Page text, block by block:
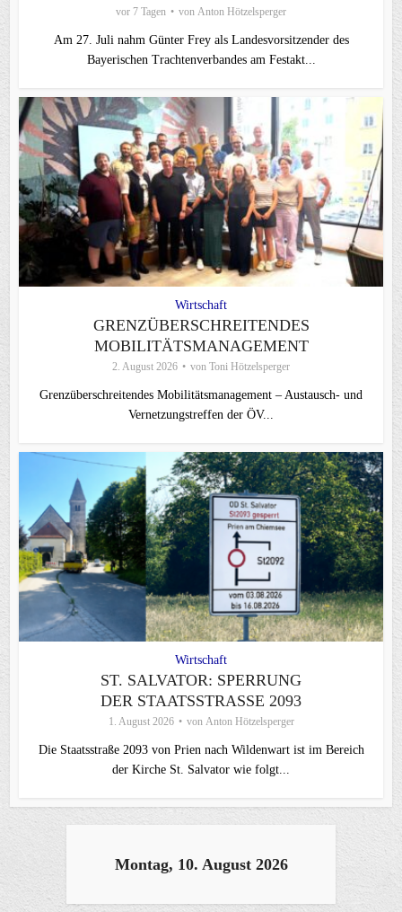
vor 7 Tagen von Anton Hötzelsperger
Am 27. Juli nahm Günter Frey als Landesvorsitzender des
Bayerischen Trachtenverbandes am Festakt...
Wirtschaft
GRENZÜBERSCHREITENDES
MOBILITÄTSMANAGEMENT
2. August 2026 von Toni Hötzelsperger
Grenzüberschreitendes Mobilitätsmanagement – Austausch- und
Vernetzungstreffen der ÖV...
Wirtschaft
ST. SALVATOR: SPERRUNG
DER STAATSSTRASSE 2093
1. August 2026 von Anton Hötzelsperger
Die Staatsstraße 2093 von Prien nach Wildenwart ist im Bereich
der Kirche St. Salvator wie folgt...
Montag, 10. August 2026